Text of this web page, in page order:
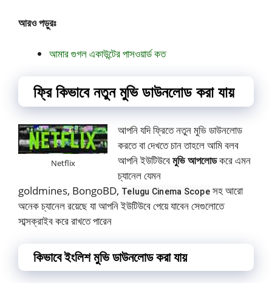
আরও পড়ুরঃ
আমার গুগল একাউন্টের পাসওয়ার্ড কত
ফ্রি কিভাবে নতুন মুভি ডাউনলোড করা যায়
Netflix
আপনি যদি ফ্রিতে নতুন মুভি ডাউনলোড
করতে বা দেখতে চান তাহলে আমি বলব
আপনি ইউটিউবেমুভি আপলোডকরে এমন
চ্যানেল যেমন
goldmines, BongoBD, Telugu Cinema Scopeসহ আরো
অনেক চ্যানেল রয়েছে যা আপনি ইউটিউবে পেয়ে যাবেন সেগুলোতে
সাব্সক্রাইব করে রাখতে পারেন
কিভাবে ইংলিশ মুভি ডাউনলোড করা যায়